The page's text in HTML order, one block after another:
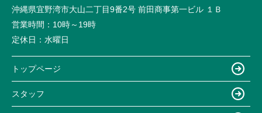
沖縄県宜野湾市大山二丁目9番2号 前田商事第一ビル １Ｂ
営業時間： 10時～19時
定休日： 水曜日
トップページ
スタッフ